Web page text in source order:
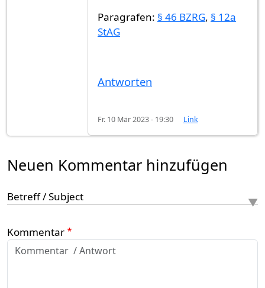
Paragrafen: § 46 BZRG, § 12a
StAG
Antworten
Fr. 10 Mär 2023 - 19:30 Link
Neuen Kommentar hinzufügen
Betreff / Subject
Kommentar